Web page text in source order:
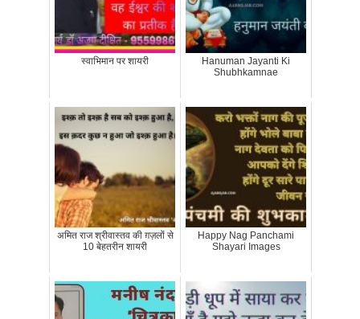
स्वाभिमान पर शायरी
Hanuman Jayanti Ki
Shubhkamnae
अमित राज श्रीवास्तव की ग़ज़लों से
10 बेहतरीन शायरी
Happy Nag Panchami
Shayari Images